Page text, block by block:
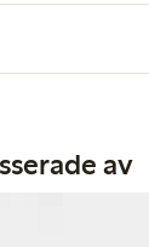
av